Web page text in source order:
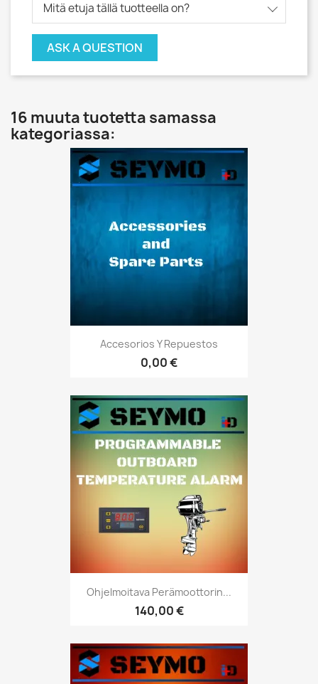
Mitä etuja tällä tuotteella on?
ASK A QUESTION
16 muuta tuotetta samassa
kategoriassa:
Accesorios Y Repuestos
0,00 €
Ohjelmoitava Perämoottorin...
140,00 €